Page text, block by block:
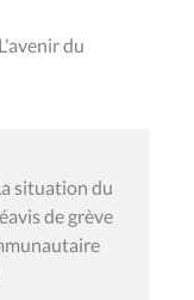
du
situation du
de grève